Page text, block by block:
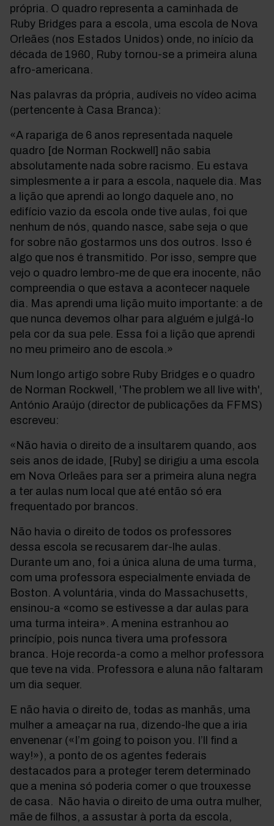
própria. O quadro representa a caminhada de
Ruby Bridges para a escola, uma escola de Nova
Orleães (nos Estados Unidos) onde, no início da
década de 1960, Ruby tornou-se a primeira aluna
afro-americana.
Nas palavras da própria, audíveis no vídeo acima
(pertencente à Casa Branca):
«A rapariga de 6 anos representada naquele
quadro [de Norman Rockwell] não sabia
absolutamente nada sobre racismo. Eu estava
simplesmente a ir para a escola, naquele dia. Mas
a lição que aprendi ao longo daquele ano, no
edifício vazio da escola onde tive aulas, foi que
nenhum de nós, quando nasce, sabe seja o que
for sobre não gostarmos uns dos outros. Isso é
algo que nos é transmitido. Por isso, sempre que
vejo o quadro lembro-me de que era inocente, não
compreendia o que estava a acontecer naquele
dia. Mas aprendi uma lição muito importante: a de
que nunca devemos olhar para alguém e julgá-lo
pela cor da sua pele. Essa foi a lição que aprendi
no meu primeiro ano de escola.»
Num longo artigo sobre Ruby Bridges e o quadro
de Norman Rockwell, 'The problem we all live with',
António Araújo (director de publicações da FFMS)
escreveu:
«Não havia o direito de a insultarem quando, aos
seis anos de idade, [Ruby] se dirigiu a uma escola
em Nova Orleães para ser a primeira aluna negra
a ter aulas num local que até então só era
frequentado por brancos.
Não havia o direito de todos os professores
dessa escola se recusarem dar-lhe aulas.
Durante um ano, foi a única aluna de uma turma,
com uma professora especialmente enviada de
Boston. A voluntária, vinda do Massachusetts,
ensinou-a «como se estivesse a dar aulas para
uma turma inteira». A menina estranhou ao
princípio, pois nunca tivera uma professora
branca. Hoje recorda-a como a melhor professora
que teve na vida. Professora e aluna não faltaram
um dia sequer.
E não havia o direito de, todas as manhãs, uma
mulher a ameaçar na rua, dizendo-lhe que a iria
envenenar («I’m going to poison you. I’ll find a
way!»), a ponto de os agentes federais
destacados para a proteger terem determinado
que a menina só poderia comer o que trouxesse
de casa. Não havia o direito de uma outra mulher,
mãe de filhos, a assustar à porta da escola,